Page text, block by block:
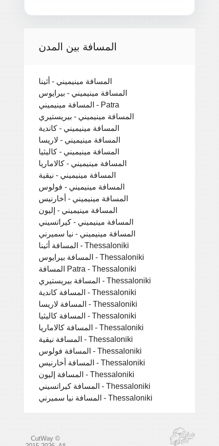
المسافة بين المدن
المسافة مينيميني - أثينا
المسافة مينيميني - بيرايوس
المسافة مينيميني - Patra
المسافة مينيميني - بيريستيري
المسافة مينيميني - كاندية
المسافة مينيميني - لاريسا
المسافة مينيميني - كاليثيا
المسافة مينيميني - كالاماريا
المسافة مينيميني - نيقية
المسافة مينيميني - فولوس
المسافة مينيميني - أخارنيس
المسافة مينيميني - إليون
المسافة مينيميني - كيراتسيني
المسافة مينيميني - نيا سميرني
المسافة أثينا - Thessaloniki
المسافة بيرايوس - Thessaloniki
المسافة Patra - Thessaloniki
المسافة بيريستيري - Thessaloniki
المسافة كاندية - Thessaloniki
المسافة لاريسا - Thessaloniki
المسافة كاليثيا - Thessaloniki
المسافة كالاماريا - Thessaloniki
المسافة نيقية - Thessaloniki
المسافة فولوس - Thessaloniki
المسافة أخارنيس - Thessaloniki
المسافة إليون - Thessaloniki
المسافة كيراتسيني - Thessaloniki
المسافة نيا سميرني - Thessaloniki
CutWay ©